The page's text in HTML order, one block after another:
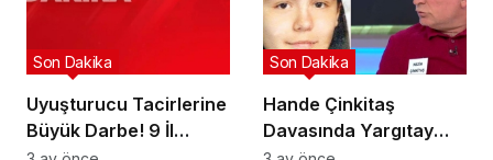
Uyuşturucu Tacirlerine
Büyük Darbe! 9 İl
Son Dakika
Hande Çinkitaş
Davasında Yargıtay
Son Dakika